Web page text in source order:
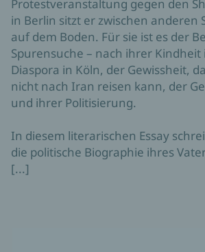
Protestveranstaltung gegen den
in Berlin sitzt er zwischen anderen
auf dem Boden. Für sie ist es der
Spurensuche – nach ihrer
Diaspora in Köln, der Gewissheit,
nicht nach Iran reisen kann, der
und ihrer Politisierung.
In diesem literarischen Essay
die politische Biographie ihres
[...]